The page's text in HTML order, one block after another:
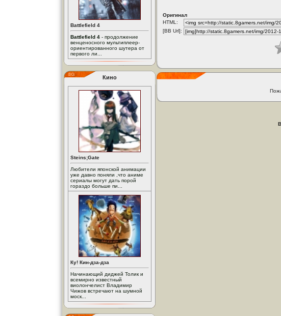
Battlefield 4
Battlefield 4 - продолжение
венценосного мультиплеер-
ориентированного шутера от
первого ли...
Кино
Steins;Gate
Любители японской анимации
уже давно поняли ,что аниме
сериалы могут дать порой
гораздо больше пи...
Ку! Кин-дза-дза
Начинающий диджей Толик и
всемирно известный
виолончелист Владимир
Чижов встречают на шумной
моск...
Оригинал
HTML:
[BB Url]: